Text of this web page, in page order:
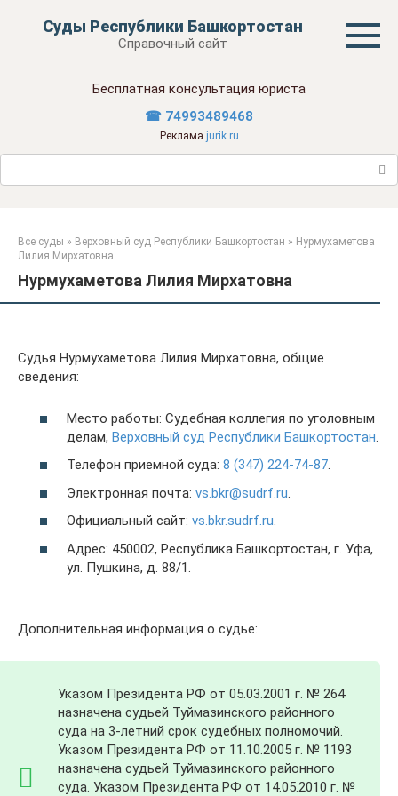
Суды Республики Башкортостан
Справочный сайт
Бесплатная консультация юриста
☎ 74993489468
Реклама jurik.ru
Поиск:
Все суды » Верховный суд Республики Башкортостан » Нурмухаметова
Лилия Мирхатовна
Нурмухаметова Лилия Мирхатовна
Судья Нурмухаметова Лилия Мирхатовна, общие
сведения:
Место работы: Судебная коллегия по уголовным
делам, Верховный суд Республики Башкортостан
Телефон приемной суда: 8 (347) 224-74-87.
Электронная почта: vs.bkr@sudrf.ru
Официальный сайт: vs.bkr.sudrf.ru.
Адрес: 450002, Республика Башкортостан, г. Уфа,
ул. Пушкина, д. 88/1.
Дополнительная информация о судье:
Указом Президента РФ от 05.03.2001 г. № 264
назначена судьей Туймазинского районного
суда на 3-летний срок судебных полномочий.
Указом Президента РФ от 11.10.2005 г. № 1193
назначена судьей Туймазинского районного
суда. Указом Президента РФ от 14.05.2010 г. №